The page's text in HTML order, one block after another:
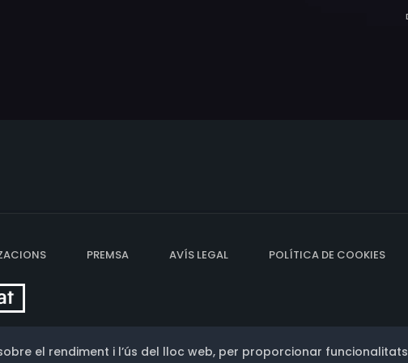
PREMSA AVÍS LEGAL POLÍTICA DE COOKIES
el rendiment i l’ús del lloc web, per proporcionar